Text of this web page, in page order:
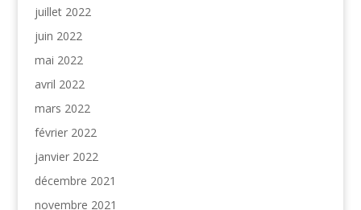
juillet 2022
juin 2022
mai 2022
avril 2022
mars 2022
février 2022
janvier 2022
décembre 2021
novembre 2021